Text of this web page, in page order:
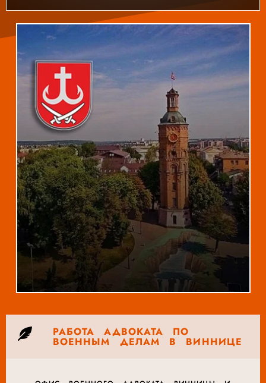
РАБОТА АДВОКАТА ПО
ВОЕННЫМ ДЕЛАМ В ВИННИЦЕ